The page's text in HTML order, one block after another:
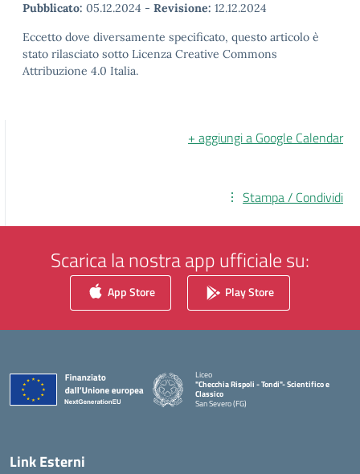
Pubblicato: 05.12.2024 - Revisione: 12.12.2024
Eccetto dove diversamente specificato, questo articolo è
stato rilasciato sotto Licenza Creative Commons
Attribuzione 4.0 Italia.
+ aggiungi a Google Calendar
Stampa / Condividi
Scarica la nostra app ufficiale su:
App Store Play Store
Liceo
"Checchia Rispoli - Tondi"- Scientifico e
Classico
San Severo (FG)
Link Esterni